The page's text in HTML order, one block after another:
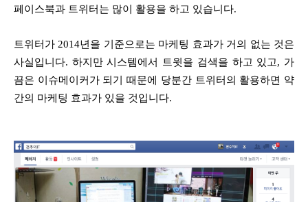
페이스북과 트위터는 많이 활용을 하고 있습니다.
트위터가 2014년을 기준으로는 마케팅 효과가 거의 없는 것은
사실입니다. 하지만 시스템에서 트윗을 검색을 하고 있고, 가
끔은 이슈메이커가 되기 때문에 당분간 트위터의 활용하면 약
간의 마케팅 효과가 있을 것입니다.